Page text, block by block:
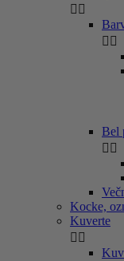
 
 
Bel
 
Kocke,
Kuverte
 